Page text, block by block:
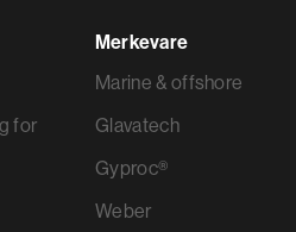
for
Merkevare
Marine & offshore
Glavatech
Gyproc®
Weber